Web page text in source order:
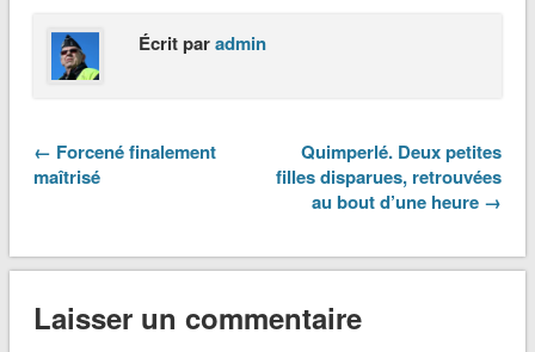
Écrit paradmin
← Forcené finalement
maîtrisé
Quimperlé. Deux petites
filles disparues, retrouvées
au bout d’une heure →
Laisser un commentaire